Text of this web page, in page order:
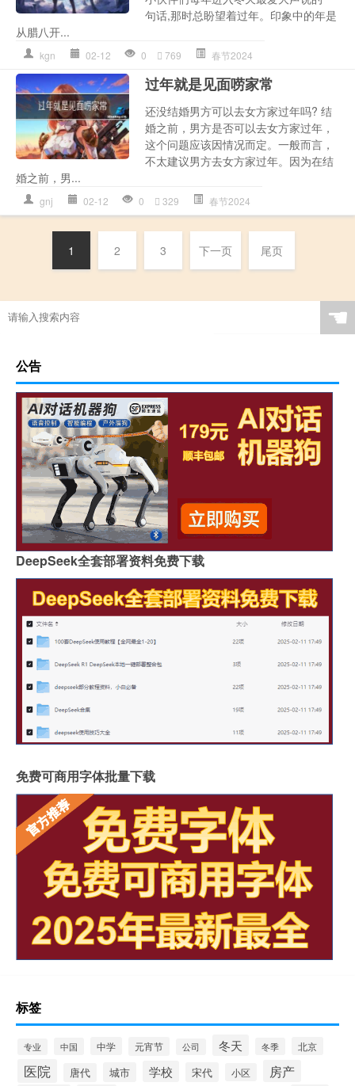
句话,那时总盼望着过年。印象中的年是
从腊八开...
kgn 02-12 0 769 春节2024
过年就是见面唠家常
还没结婚男方可以去女方家过年吗? 结
婚之前，男方是否可以去女方家过年，
这个问题应该因情况而定。一般而言，
不太建议男方去女方家过年。因为在结
婚之前，男...
gnj 02-12 0 329 春节2024
1 2 3 下一页 尾页
☚
公告
DeepSeek全套部署资料免费下载
免费可商用字体批量下载
标签
专业 中国 中学 元宵节 公司 冬天 冬季 北京
医院 唐代 城市 学校 宋代 小区 房产